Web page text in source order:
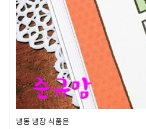
냉동 냉장 식품은